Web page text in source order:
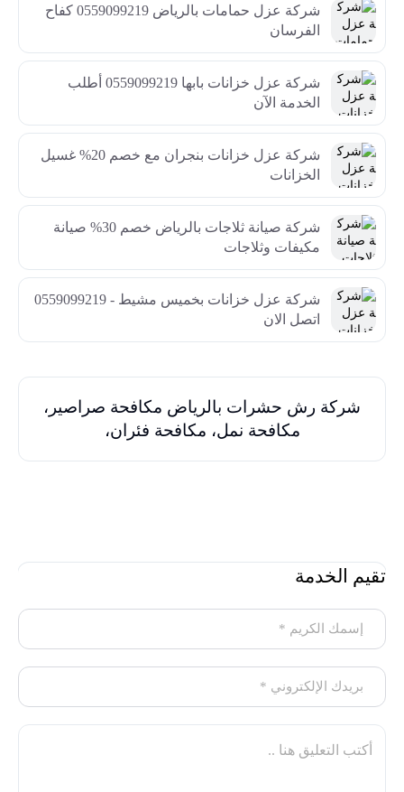
شركة عزل حمامات بالرياض 0559099219 كفاح
الفرسان
شركة عزل خزانات بابها 0559099219 أطلب
الخدمة الآن
شركة عزل خزانات بنجران مع خصم 20% غسيل
الخزانات
شركة صيانة ثلاجات بالرياض خصم 30% صيانة
مكيفات وثلاجات
شركة عزل خزانات بخميس مشيط - 0559099219
اتصل الان
شركة رش حشرات بالرياض مكافحة صراصير،
مكافحة نمل، مكافحة فئران،
تقيم الخدمة